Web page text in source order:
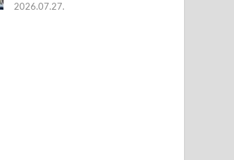
2026.07.27.